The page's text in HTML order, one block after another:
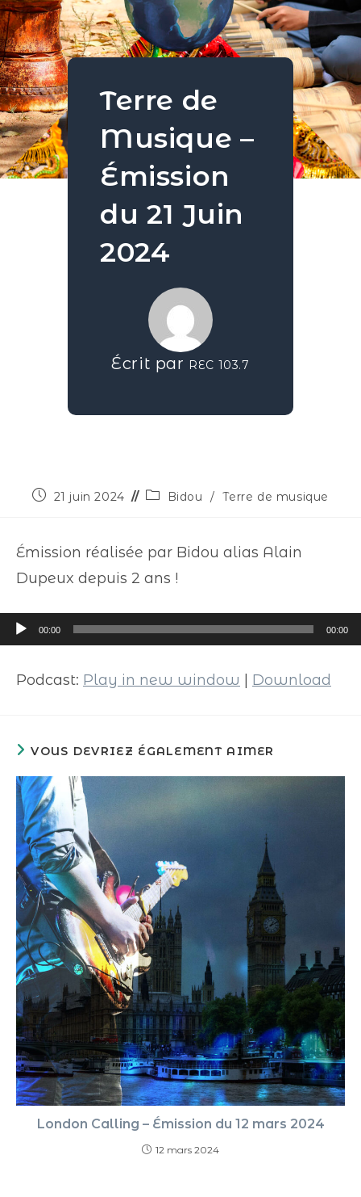
Terre de
Musique –
Émission
du 21 Juin
2024
Écrit par REC 103.7
21 juin 2024 Bidou / Terre de musique
Émission réalisée par Bidou alias Alain
Dupeux depuis 2 ans !
Lecteur
audio
00:00 00:00
Podcast: Play in new window Download
VOUS DEVRIEZ ÉGALEMENT AIMER
London Calling – Émission du 12 mars 2024
12 mars 2024